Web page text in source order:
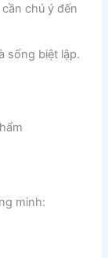
chú ý đến
sống biệt lập.
minh: